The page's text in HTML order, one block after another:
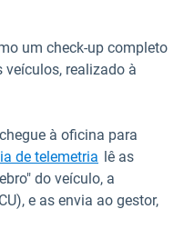
um check-up completo
veículos, realizado à
à oficina para
de telemetria lê as
do veículo, a
e as envia ao gestor,